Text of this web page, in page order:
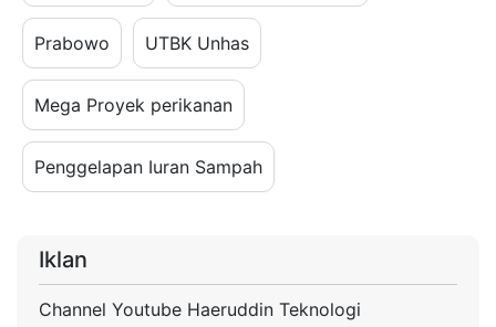
Prabowo UTBK Unhas
Mega Proyek perikanan
Penggelapan Iuran Sampah
Iklan
Channel Youtube Haeruddin Teknologi